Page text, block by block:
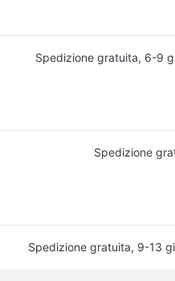
Spedizione gratuita, 6-9
Spedizione
Spedizione gratuita, 9-13